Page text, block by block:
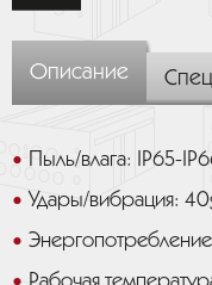
Описание
Пыль/влага: IP65-
Удары/вибрация: